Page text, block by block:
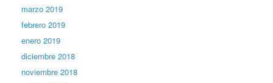
marzo 2019
febrero 2019
enero 2019
diciembre 2018
noviembre 2018